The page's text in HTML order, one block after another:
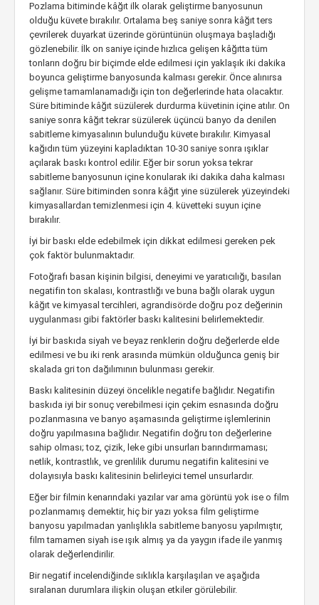
Pozlama bitiminde kâğıt ilk olarak geliştirme banyosunun
olduğu küvete bırakılır. Ortalama beş saniye sonra kâğıt ters
çevrilerek duyarkat üzerinde görüntünün oluşmaya başladığı
gözlenebilir. İlk on saniye içinde hızlıca gelişen kâğıtta tüm
tonların doğru bir biçimde elde edilmesi için yaklaşık iki dakika
boyunca geliştirme banyosunda kalması gerekir. Önce alınırsa
gelişme tamamlanamadığı için ton değerlerinde hata olacaktır.
Süre bitiminde kâğıt süzülerek durdurma küvetinin içine atılır. On
saniye sonra kâğıt tekrar süzülerek üçüncü banyo da denilen
sabitleme kimyasalının bulunduğu küvete bırakılır. Kimyasal
kağıdın tüm yüzeyini kapladıktan 10-30 saniye sonra ışıklar
açılarak baskı kontrol edilir. Eğer bir sorun yoksa tekrar
sabitleme banyosunun içine konularak iki dakika daha kalması
sağlanır. Süre bitiminden sonra kâğıt yine süzülerek yüzeyindeki
kimyasallardan temizlenmesi için 4. küvetteki suyun içine
bırakılır.
İyi bir baskı elde edebilmek için dikkat edilmesi gereken pek
çok faktör bulunmaktadır.
Fotoğrafı basan kişinin bilgisi, deneyimi ve yaratıcılığı, basılan
negatifin ton skalası, kontrastlığı ve buna bağlı olarak uygun
kâğıt ve kimyasal tercihleri, agrandisörde doğru poz değerinin
uygulanması gibi faktörler baskı kalitesini belirlemektedir.
İyi bir baskıda siyah ve beyaz renklerin doğru değerlerde elde
edilmesi ve bu iki renk arasında mümkün olduğunca geniş bir
skalada gri ton dağılımının bulunması gerekir.
Baskı kalitesinin düzeyi öncelikle negatife bağlıdır. Negatifin
baskıda iyi bir sonuç verebilmesi için çekim esnasında doğru
pozlanmasına ve banyo aşamasında geliştirme işlemlerinin
doğru yapılmasına bağlıdır. Negatifin doğru ton değerlerine
sahip olması; toz, çizik, leke gibi unsurları barındırmaması;
netlik, kontrastlık, ve grenlilik durumu negatifin kalitesini ve
dolayısıyla baskı kalitesinin belirleyici temel unsurlardır.
Eğer bir filmin kenarındaki yazılar var ama görüntü yok ise o film
pozlanmamış demektir, hiç bir yazı yoksa film geliştirme
banyosu yapılmadan yanlışlıkla sabitleme banyosu yapılmıştır,
film tamamen siyah ise ışık almış ya da yaygın ifade ile yanmış
olarak değerlendirilir.
Bir negatif incelendiğinde sıklıkla karşılaşılan ve aşağıda
sıralanan durumlara ilişkin oluşan etkiler görülebilir.